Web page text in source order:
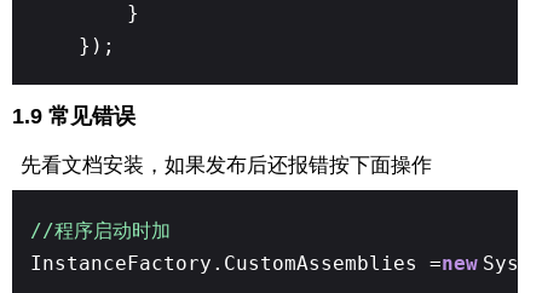
}
});
1.9 常见错误
先看文档安装，如果发布后还报错按下面操作
//程序启动时加
InstanceFactory.CustomAssemblies =new